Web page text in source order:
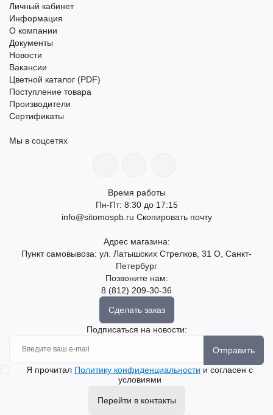
Личный кабинет
Информация
О компании
Документы
Новости
Вакансии
Цветной каталог (PDF)
Поступление товара
Производители
Сертификаты
Мы в соцсетях
Время работы
Пн-Пт: 8:30 до 17:15
info@sitomospb.ru Скопировать почту
Адрес магазина:
Пункт самовывоза: ул. Латышских Стрелков, 31 О, Санкт-
Петербург
Позвоните нам:
8 (812) 209-30-36
Сделать заказ
Подписаться на новости:
Отправить
Я прочитал Политику конфиденциальности и согласен с
условиями
Перейти в контакты